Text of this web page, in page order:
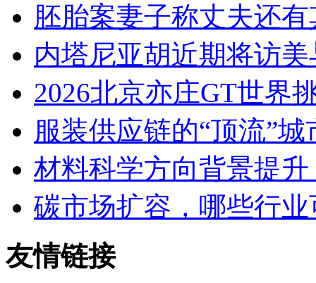
胚胎案妻子称丈夫还
内塔尼亚胡近期将访
2026北京亦庄GT世界
服装供应链的“顶流”
材料科学方向背景提
碳市场扩容，哪些行
友情链接